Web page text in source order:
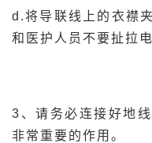
d.将导联线上的衣襟
和医护人员不要扯拉
3、请务必连接好地
非常重要的作用。